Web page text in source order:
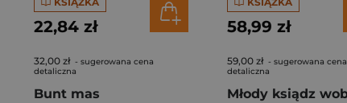
22,84 zł
32,00 zł - sugerowana cena
detaliczna
Bunt mas
58,99 zł
59,00 zł - sugerowana cena
detaliczna